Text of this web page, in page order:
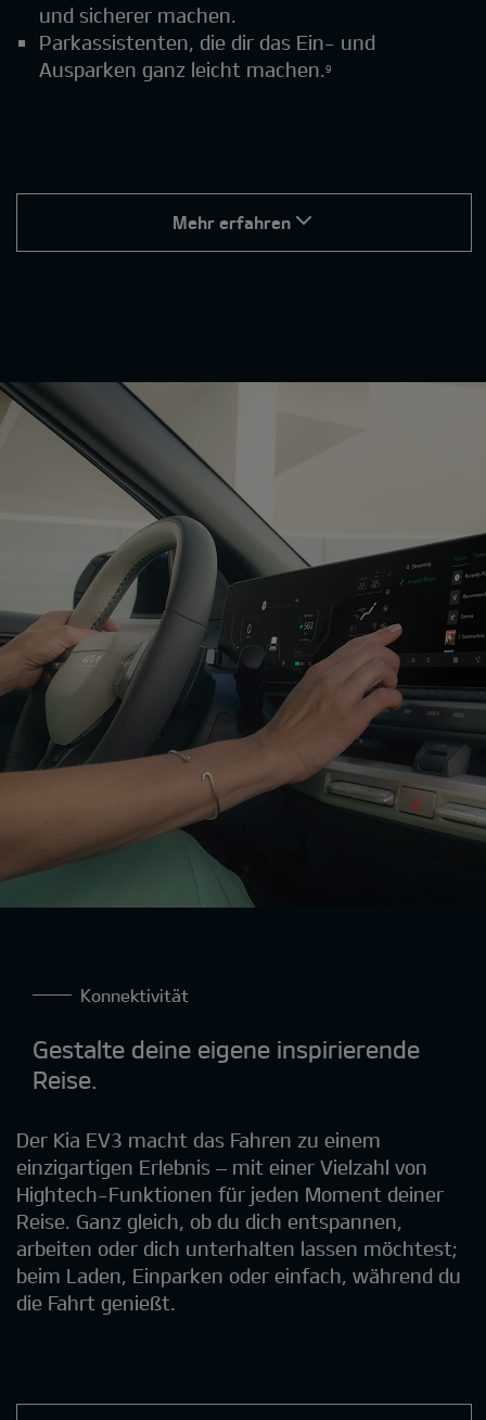
und sicherer machen.
Parkassistenten, die dir das Ein- und
Ausparken ganz leicht machen.9
Mehr erfahren
Konnektivität
Gestalte deine eigene inspirierende
Reise.
Der Kia EV3 macht das Fahren zu einem
einzigartigen Erlebnis – mit einer Vielzahl von
Hightech-Funktionen für jeden Moment deiner
Reise. Ganz gleich, ob du dich entspannen,
arbeiten oder dich unterhalten lassen möchtest;
beim Laden, Einparken oder einfach, während du
die Fahrt genießt.